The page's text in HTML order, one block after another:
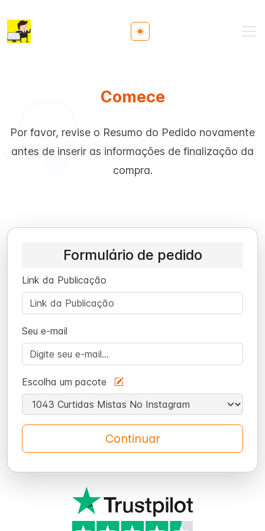
Toggle theme
Comece
Por favor, revise o Resumo do Pedido novamente
antes de inserir as informações de finalização da
compra.
Formulário de pedido
Link da Publicação
Seu e-mail
Escolha um pacote
Continuar